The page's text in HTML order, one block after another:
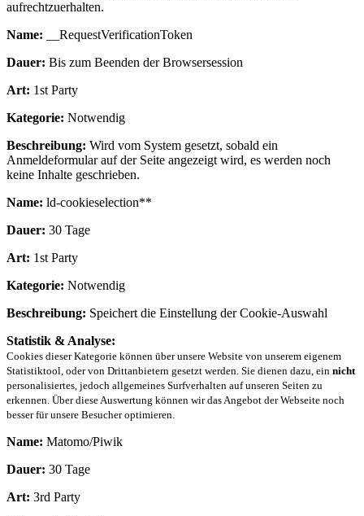
aufrechtzuerhalten.
Name: __RequestVerificationToken
Dauer: Bis zum Beenden der Browsersession
Art: 1st Party
Kategorie: Notwendig
Beschreibung: Wird vom System gesetzt, sobald ein
Anmeldeformular auf der Seite angezeigt wird, es werden noch
keine Inhalte geschrieben.
Name: ld-cookieselection**
Dauer: 30 Tage
Art: 1st Party
Kategorie: Notwendig
Beschreibung: Speichert die Einstellung der Cookie-Auswahl
Statistik & Analyse:
Cookies dieser Kategorie können über unsere Website von unserem eigenem
Statistiktool, oder von Drittanbietern gesetzt werden. Sie dienen dazu, ein nicht
personalisiertes, jedoch allgemeines Surfverhalten auf unseren Seiten zu
erkennen. Über diese Auswertung können wir das Angebot der Webseite noch
besser für unsere Besucher optimieren.
Name: Matomo/Piwik
Dauer: 30 Tage
Art: 3rd Party